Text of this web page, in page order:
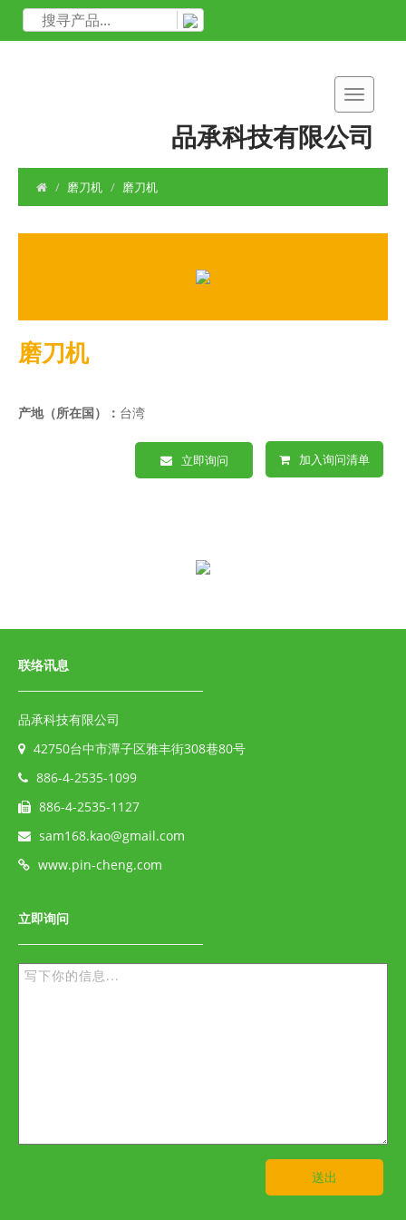
品承科技有限公司
磨刀机 磨刀机
磨刀机
产地（所在国）： 台湾
立即询问 加入询问清单
联络讯息
品承科技有限公司
42750台中市潭子区雅丰街308巷80号
886-4-2535-1099
886-4-2535-1127
sam168.kao@gmail.com
www.pin-cheng.com
立即询问
送出